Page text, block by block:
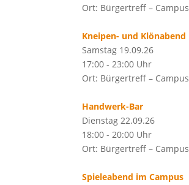
Ort: Bürgertreff – Campus
Kneipen- und Klönabend
Samstag 19.09.26
17:00 - 23:00 Uhr
Ort: Bürgertreff – Campus
Handwerk-Bar
Dienstag 22.09.26
18:00 - 20:00 Uhr
Ort: Bürgertreff – Campus
Spieleabend im Campus